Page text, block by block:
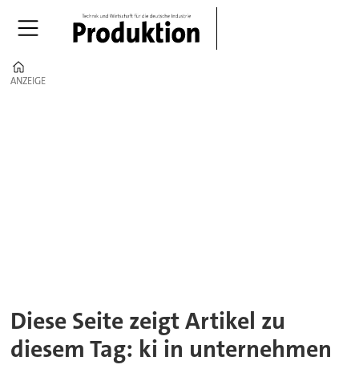
ANZEIGE
ANZEIGE
Diese Seite zeigt Artikel zu
diesem Tag: ki in unternehmen